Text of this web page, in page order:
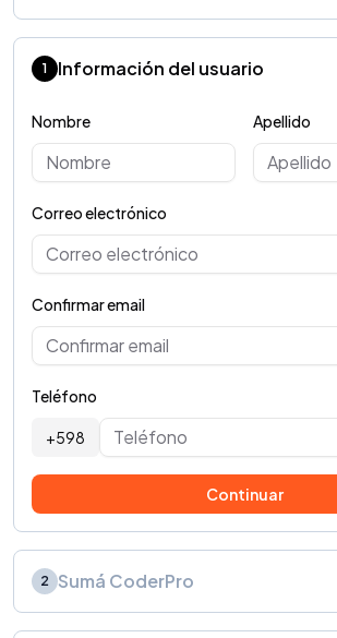
1 Información del usuario
Nombre Apellido
Correo electrónico
Confirmar email
Teléfono
+598
Continuar
2 Sumá CoderPro